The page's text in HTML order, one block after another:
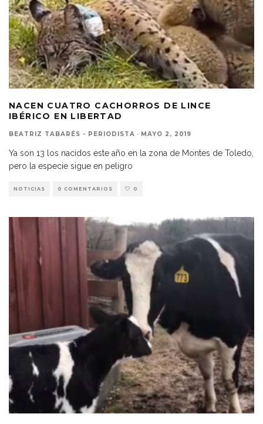
NACEN CUATRO CACHORROS DE LINCE
IBÉRICO EN LIBERTAD
BEATRIZ TABARÉS - PERIODISTA · MAYO 2, 2019
Ya son 13 los nacidos este año en la zona de Montes de Toledo,
pero la especie sigue en peligro
NOTICIAS 0 COMENTARIOS 0